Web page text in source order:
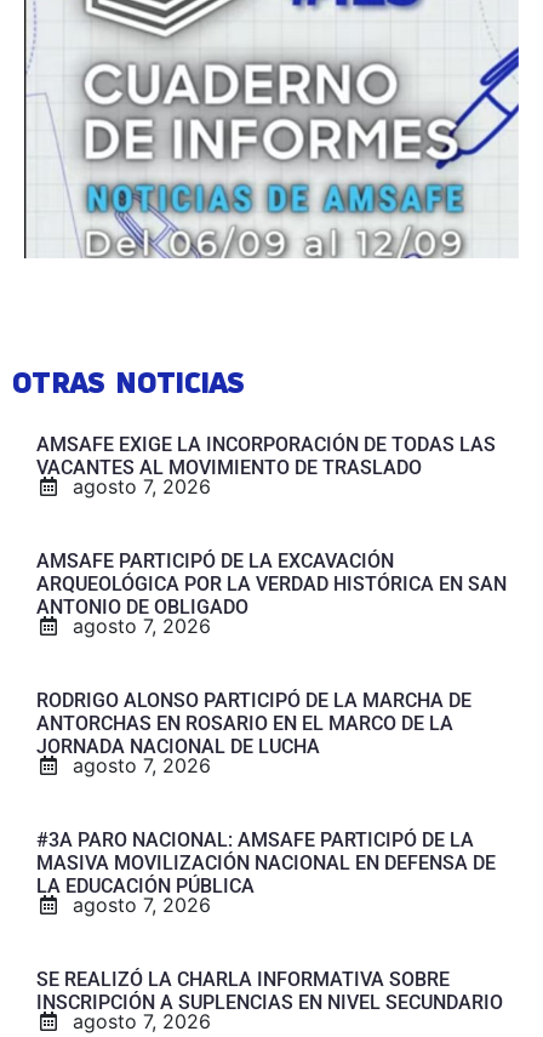
OTRAS NOTICIAS
AMSAFE EXIGE LA INCORPORACIÓN DE TODAS LAS
VACANTES AL MOVIMIENTO DE TRASLADO
agosto 7, 2026
AMSAFE PARTICIPÓ DE LA EXCAVACIÓN
ARQUEOLÓGICA POR LA VERDAD HISTÓRICA EN SAN
ANTONIO DE OBLIGADO
agosto 7, 2026
RODRIGO ALONSO PARTICIPÓ DE LA MARCHA DE
ANTORCHAS EN ROSARIO EN EL MARCO DE LA
JORNADA NACIONAL DE LUCHA
agosto 7, 2026
#3A PARO NACIONAL: AMSAFE PARTICIPÓ DE LA
MASIVA MOVILIZACIÓN NACIONAL EN DEFENSA DE
LA EDUCACIÓN PÚBLICA
agosto 7, 2026
SE REALIZÓ LA CHARLA INFORMATIVA SOBRE
INSCRIPCIÓN A SUPLENCIAS EN NIVEL SECUNDARIO
agosto 7, 2026